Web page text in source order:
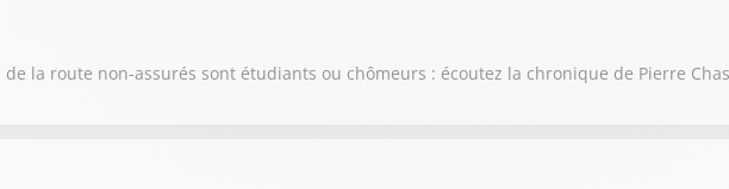
la route non-assurés sont étudiants ou chômeurs : écoutez la chronique de Pierre